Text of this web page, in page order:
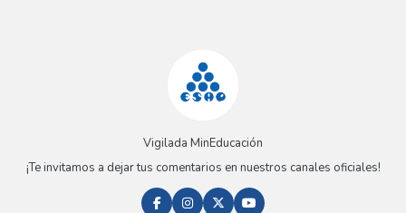
Vigilada MinEducación
¡Te invitamos a dejar tus comentarios en nuestros canales oficiales!